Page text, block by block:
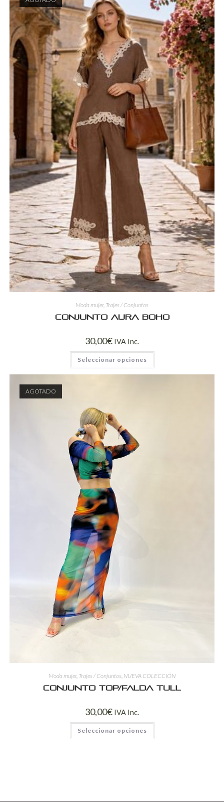
Moda mujer, Trajes / Conjuntos
Conjunto Aura Boho
30,00€ IVA Inc.
Seleccionar opciones
AGOTADO
Moda mujer, Trajes / Conjuntos, NUEVA COLECCIÓN
Conjunto Top/Falda Tull
30,00€ IVA Inc.
Seleccionar opciones